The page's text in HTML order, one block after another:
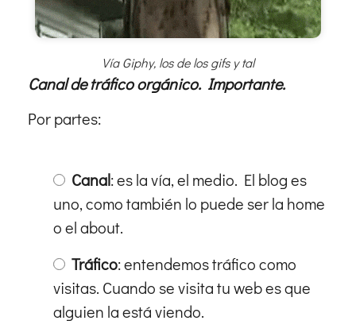
Vía Giphy, los de los gifs y tal
Canal de tráfico orgánico. Importante.
Por partes:
Canal: es la vía, el medio. El blog es
uno, como también lo puede ser la home
o el about.
Tráfico: entendemos tráfico como
visitas. Cuando se visita tu web es que
alguien la está viendo.